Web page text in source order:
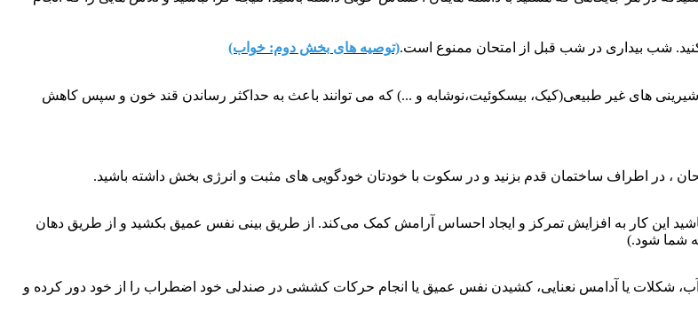
(توصیه های بخش دوم: خواب)
های غیر طبیعی(کیک، بیسکوئیت،نوشابه و ...) که می‌ توانند باعث به حداکثر رساندن قند خون و سپس کاهش
، در اطراف ساختمان قدم بزنید و در سکوت با خودتان خودگویی های مثبت و انرژی بخش داشته باشید.
(نفس عمیق) داشته باشید این کار به افزایش تمرکز و ایجاد احساس آرامش کمک می‌کند. از طریق بینی نفس عمیق بکشید و از طریق دهان
شما شود.)
شکلات یا آدامس نعنایی، کشیدن نفس عمیق یا انجام حرکات کششی در صندلی خود اضطراب را از خود دور کرده و